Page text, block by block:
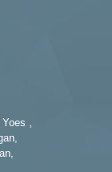
,